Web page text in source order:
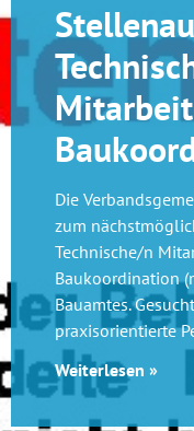
Die
zum
Technische/n
Baukoordination
Bauamtes.
praxisorientierte
Weiterlesen »